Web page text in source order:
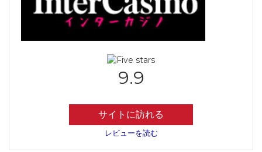
9.9
サイトに訪れる
レビューを読む